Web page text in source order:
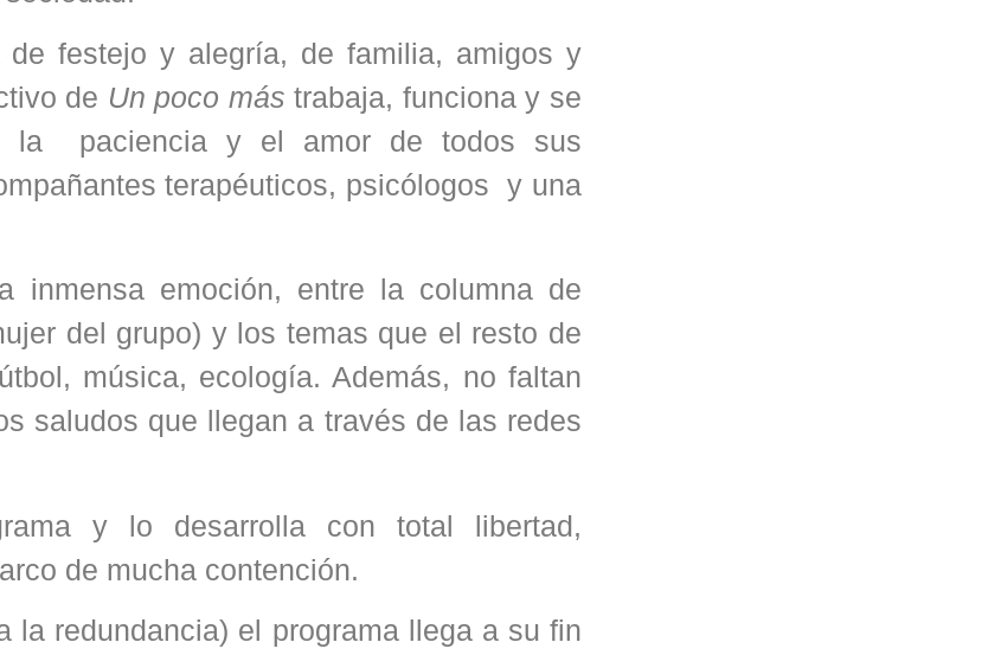
festejo y alegría, de familia, amigos y
de Un poco más trabaja, funciona y se
la paciencia y el amor de todos sus
terapéuticos, psicólogos y una
inmensa emoción, entre la columna de
del grupo) y los temas que el resto de
música, ecología. Además, no faltan
saludos que llegan a través de las redes
y lo desarrolla con total libertad,
de mucha contención.
la redundancia) el programa llega a su fin